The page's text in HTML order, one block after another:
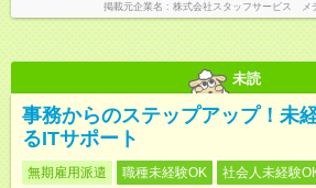
掲載元企業名 株式会社スタッフサービス メ
未読
事務からのステップアップ！未
るITサポート
無期雇用派遣 職種未経験OK 社会人未経験